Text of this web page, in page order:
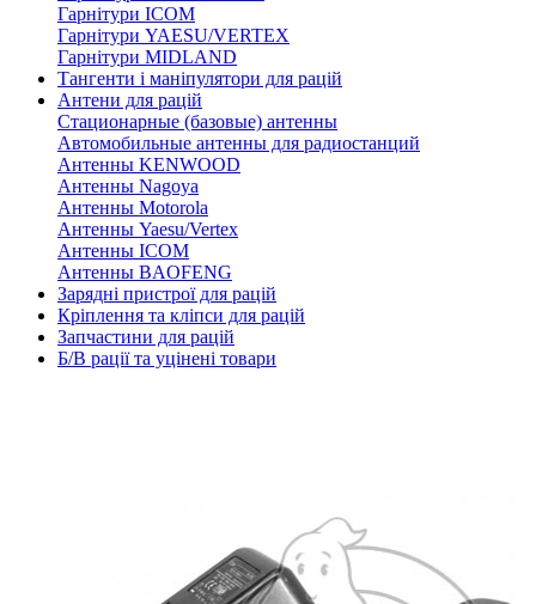
Гарнітури ICOM
Гарнітури YAESU/VERTEX
Гарнітури MIDLAND
Тангенти і маніпулятори для рацій
Антени для рацій
Стационарные (базовые) антенны
Автомобильные антенны для радиостанций
Антенны KENWOOD
Антенны Nagoya
Антенны Motorola
Антенны Yaesu/Vertex
Антенны ICOM
Антенны BAOFENG
Зарядні пристрої для рацій
Кріплення та кліпси для рацій
Запчастини для рацій
Б/В рації та уцінені товари